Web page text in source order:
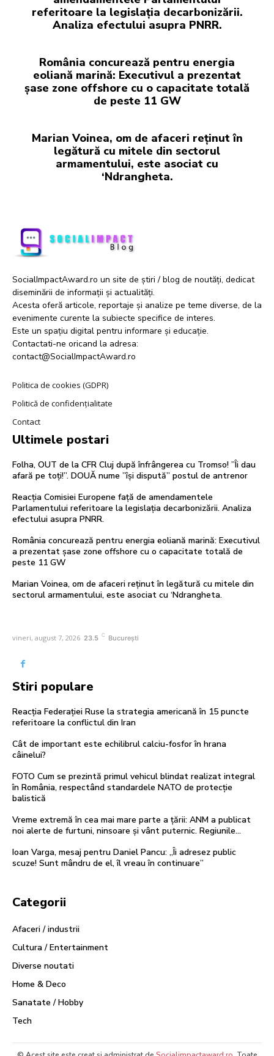
referitoare la legislația decarbonizării.
Analiza efectului asupra PNRR.
România concurează pentru energia
eoliană marină: Executivul a prezentat
șase zone offshore cu o capacitate totală
de peste 11 GW
Marian Voinea, om de afaceri reținut în
legătură cu mitele din sectorul
armamentului, este asociat cu
‘Ndrangheta.
SocialImpactAward.ro un site de știri / blog de noutăți, dedicat
diseminării de informații și actualități.
Acesta oferă articole, reportaje și analize pe teme diverse, de la
evenimente curente la subiecte specifice de interes.
Este un spațiu digital pentru informare și educație.
Contactati-ne oricand la adresa:
contact@SocialImpactAward.ro
Politica de cookies (GDPR)
Politică de confidențialitate
Contact
Ultimele postari
Folha, OUT de la CFR Cluj după înfrângerea cu Tromso! ”Îi dau
afară pe toți!”. DOUĂ nume ”își dispută” postul de antrenor
Reacția Comisiei Europene față de amendamentele
Parlamentului referitoare la legislația decarbonizării. Analiza
efectului asupra PNRR.
România concurează pentru energia eoliană marină: Executivul
a prezentat șase zone offshore cu o capacitate totală de
peste 11 GW
Marian Voinea, om de afaceri reținut în legătură cu mitele din
sectorul armamentului, este asociat cu ‘Ndrangheta.
vineri, august 7, 2026 23.5 C București
Stiri populare
Reacția Federației Ruse la strategia americană în 15 puncte
referitoare la conflictul din Iran
Cât de important este echilibrul calciu-fosfor în hrana
câinelui?
FOTO Cum se prezintă primul vehicul blindat realizat integral
în România, respectând standardele NATO de protecție
balistică
Vreme extremă în cea mai mare parte a țării: ANM a publicat
noi alerte de furtuni, ninsoare și vânt puternic. Regiunile…
Ioan Varga, mesaj pentru Daniel Pancu: „Îi adresez public
scuze! Sunt mândru de el, îl vreau în continuare”
Categorii
Afaceri / industrii
Cultura / Entertainment
Diverse noutati
Home & Deco
Sanatate / Hobby
Tech